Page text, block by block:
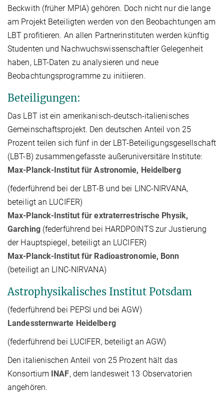
Beckwith (früher MPIA) gehören. Doch nicht nur die lange
am Projekt Beteiligten werden von den Beobachtungen am
LBT profitieren. An allen Partnerinstituten werden künftig
Studenten und Nachwuchswissenschaftler Gelegenheit
haben, LBT-Daten zu analysieren und neue
Beobachtungsprogramme zu initiieren.
Beteiligungen:
Das LBT ist ein amerikanisch-deutsch-italienisches
Gemeinschaftsprojekt. Den deutschen Anteil von 25
Prozent teilen sich fünf in der LBT-Beteiligungsgesellschaft
(LBT-B) zusammengefasste außeruniversitäre Institute:
Max-Planck-Institut für Astronomie, Heidelberg
(federführend bei der LBT-B und bei LINC-NIRVANA,
beteiligt an LUCIFER)
Max-Planck-Institut für extraterrestrische Physik,
Garching(federführend bei HARDPOINTS zur Justierung
der Hauptspiegel, beteiligt an LUCIFER)
Max-Planck-Institut für Radioastronomie, Bonn
(beteiligt an LINC-NIRVANA)
Astrophysikalisches Institut Potsdam
(federführend bei PEPSI und bei AGW)
Landessternwarte Heidelberg
(federführend bei LUCIFER, beteiligt an AGW)
Den italienischen Anteil von 25 Prozent hält das
Konsortium
INAF, dem landesweit 13 Observatorien
angehören.